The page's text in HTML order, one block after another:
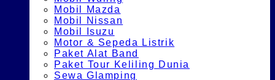
Mobil Mazda
Mobil Nissan
Mobil Isuzu
Motor & Sepeda Listrik
Paket Alat Band
Paket Tour Keliling Dunia
Sewa Glamping